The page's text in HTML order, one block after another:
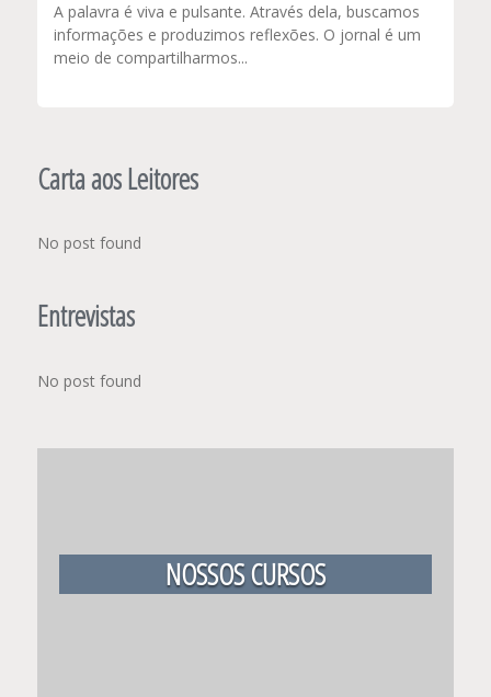
A palavra é viva e pulsante. Através dela, buscamos
informações e produzimos reflexões. O jornal é um
meio de compartilharmos...
Carta aos Leitores
No post found
Entrevistas
No post found
NOSSOS CURSOS